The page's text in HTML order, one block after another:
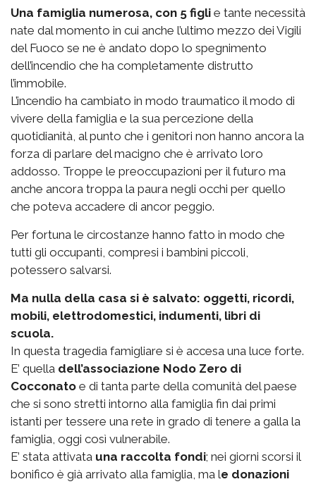
Una famiglia numerosa, con 5 figli e tante necessità
nate dal momento in cui anche l’ultimo mezzo dei Vigili
del Fuoco se ne è andato dopo lo spegnimento
dell’incendio che ha completamente distrutto
l’immobile.
L’incendio ha cambiato in modo traumatico il modo di
vivere della famiglia e la sua percezione della
quotidianità, al punto che i genitori non hanno ancora la
forza di parlare del macigno che è arrivato loro
addosso. Troppe le preoccupazioni per il futuro ma
anche ancora troppa la paura negli occhi per quello
che poteva accadere di ancor peggio.
Per fortuna le circostanze hanno fatto in modo che
tutti gli occupanti, compresi i bambini piccoli,
potessero salvarsi.
Ma nulla della casa si è salvato: oggetti, ricordi,
mobili, elettrodomestici, indumenti, libri di
scuola.
In questa tragedia famigliare si è accesa una luce forte.
E’ quella dell’associazione Nodo Zero di
Cocconato e di tanta parte della comunità del paese
che si sono stretti intorno alla famiglia fin dai primi
istanti per tessere una rete in grado di tenere a galla la
famiglia, oggi così vulnerabile.
E’ stata attivata una raccolta fondi; nei giorni scorsi il
bonifico è già arrivato alla famiglia, ma le donazioni